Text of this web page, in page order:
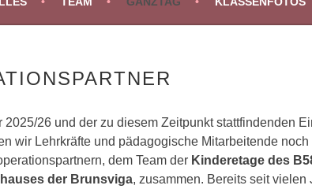
2025/26 und der zu diesem Zeitpunkt stattfindenden
wir Lehrkräfte und pädagogische Mitarbeitende noch
dem Team der Kinderetage des
der Brunsviga, zusammen. Bereits seit vielen